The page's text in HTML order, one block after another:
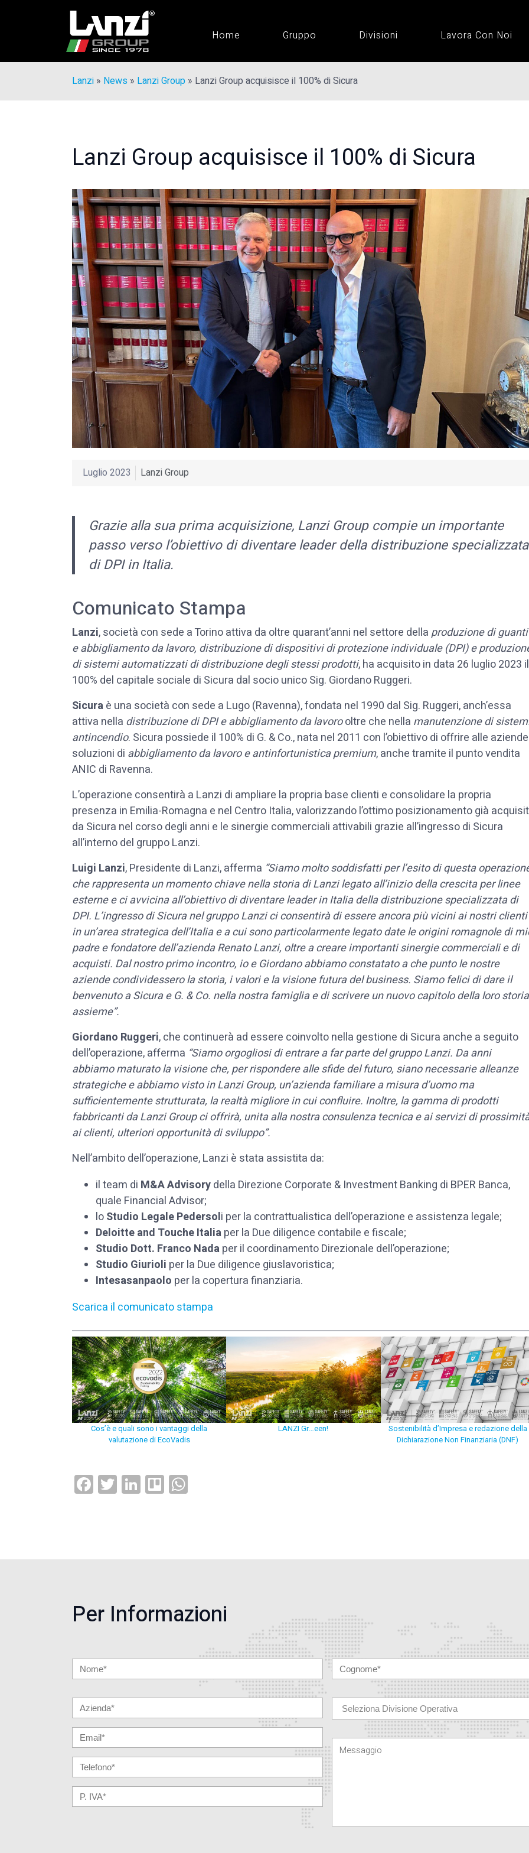
Home Gruppo Divisioni Lavora Con Noi
Lanzi » News » Lanzi Group » Lanzi Group acquisisce il 100% di Sicura
Lanzi Group acquisisce il 100% di Sicura
Luglio 2023 Lanzi Group
Grazie alla sua prima acquisizione, Lanzi Group compie un importante
passo verso l’obiettivo di diventare leader della distribuzione specializzata
di DPI in Italia.
Comunicato Stampa
Lanzi, società con sede a Torino attiva da oltre quarant’anni nel settore dellaproduzione di guanti
e abbigliamento da lavoro, distribuzione di dispositivi di protezione individuale (DPI) e
di sistemi automatizzati di distribuzione degli stessi prodotti, ha acquisito in data 26 luglio 2023 il
100% del capitale sociale di Sicura dal socio unico Sig. Giordano Ruggeri.
Sicuraè una società con sede a Lugo (Ravenna), fondata nel 1990 dal Sig. Ruggeri, anch’essa
attiva nella distribuzione di DPI e abbigliamento da lavorooltre che nella manutenzione di
antincendio. Sicura possiede il 100% di G. & Co., nata nel 2011 con l’obiettivo di offrire alle aziende
soluzioni di abbigliamento da lavoro e antinfortunistica premium, anche tramite il punto vendita
ANIC di Ravenna.
L’operazione consentirà a Lanzi di ampliare la propria base clienti e consolidare la propria
presenza in Emilia-Romagna e nel Centro Italia, valorizzando l’ottimo posizionamento già
da Sicura nel corso degli anni e le sinergie commerciali attivabili grazie all’ingresso di Sicura
all’interno del gruppo Lanzi.
Luigi Lanzi, Presidente di Lanzi, afferma “Siamo molto soddisfatti per l’esito di questa
che rappresenta un momento chiave nella storia di Lanzi legato all’inizio della crescita per linee
esterne e ci avvicina all’obiettivo di diventare leader in Italia della distribuzione specializzata di
DPI. L’ingresso di Sicura nel gruppo Lanzi ci consentirà di essere ancora più vicini ai nostri clienti
in un’area strategica dell’Italia e a cui sono particolarmente legato date le origini romagnole di
padre e fondatore dell’azienda Renato Lanzi, oltre a creare importanti sinergie commerciali e di
acquisti. Dal nostro primo incontro, io e Giordano abbiamo constatato a che punto le nostre
aziende condividessero la storia, i valori e la visione futura del business. Siamo felici di dare il
benvenuto a Sicura e G. & Co. nella nostra famiglia e di scrivere un nuovo capitolo della loro storia
assieme”.
Giordano Ruggeri, che continuerà ad essere coinvolto nella gestione di Sicura anche a seguito
dell’operazione, afferma “Siamo orgogliosi di entrare a far parte del gruppo Lanzi. Da anni
abbiamo maturato la visione che, per rispondere alle sfide del futuro, siano necessarie alleanze
strategiche e abbiamo visto in Lanzi Group, un’azienda familiare a misura d’uomo ma
sufficientemente strutturata, la realtà migliore in cui confluire. Inoltre, la gamma di prodotti
fabbricanti da Lanzi Group ci offrirà, unita alla nostra consulenza tecnica e ai servizi di
ai clienti, ulteriori opportunità di sviluppo”.
Nell’ambito dell’operazione, Lanzi è stata assistita da:
il team di M&A Advisorydella Direzione Corporate & Investment Banking di BPER Banca,
quale Financial Advisor;
loStudio Legale Pedersoli per la contrattualistica dell’operazione e assistenza legale;
Deloitte and Touche Italiaper la Due diligence contabile e fiscale;
Studio Dott. Franco Nadaper il coordinamento Direzionale dell’operazione;
Studio Giurioli per la Due diligence giuslavoristica;
Intesasanpaolo per la copertura finanziaria.
Scarica il comunicato stampa
Cos’è e quali sono i vantaggi della
valutazione di EcoVadis
LANZI Gr…een!
Sostenibilità d’Impresa e redazione della
Dichiarazione Non Finanziaria (DNF)
Facebook
Twitter
LinkedIn
Trello
Per Informazioni